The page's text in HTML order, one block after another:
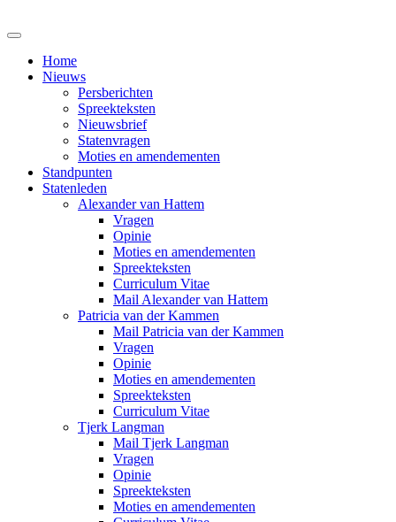
Home
Nieuws
Persberichten
Spreekteksten
Nieuwsbrief
Statenvragen
Moties en amendementen
Standpunten
Statenleden
Alexander van Hattem
Vragen
Opinie
Moties en amendementen
Spreekteksten
Curriculum Vitae
Mail Alexander van Hattem
Patricia van der Kammen
Mail Patricia van der Kammen
Vragen
Opinie
Moties en amendementen
Spreekteksten
Curriculum Vitae
Tjerk Langman
Mail Tjerk Langman
Vragen
Opinie
Spreekteksten
Moties en amendementen